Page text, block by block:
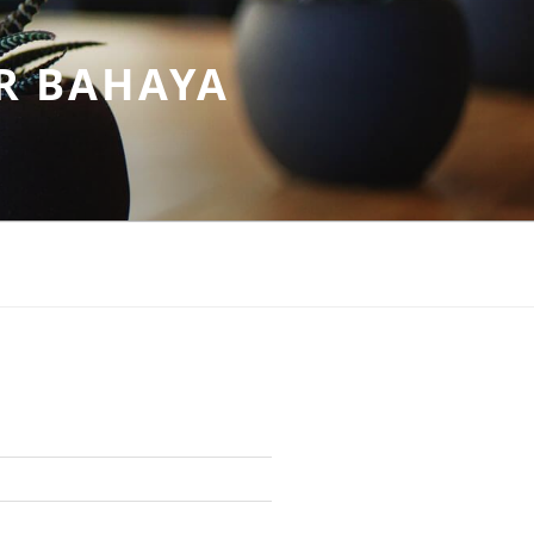
BAHAYA